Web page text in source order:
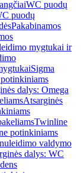
WC puodų
puodų
Pakabinamos
mygtukai ir
Sigma
dalys: Omega
Atsarginės
Twinline
potinkiniams
valdymo
dalys: WC